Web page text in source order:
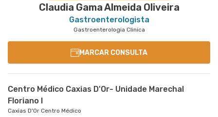
Claudia Gama Almeida Oliveira
Gastroenterologista
Gastroenterologia Clinica
MARCAR CONSULTA
Centro Médico Caxias D'Or- Unidade Marechal
Floriano I
Caxias D'Or Centro Médico